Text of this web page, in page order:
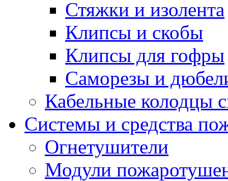
Стяжки и изолента
Клипсы и скобы
Клипсы для гофры
Саморезы и
Кабельные колодцы
Системы и средства
Огнетушители
Модули